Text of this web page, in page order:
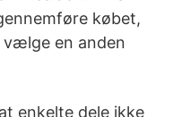
købet,
en anden
enkelte dele ikke